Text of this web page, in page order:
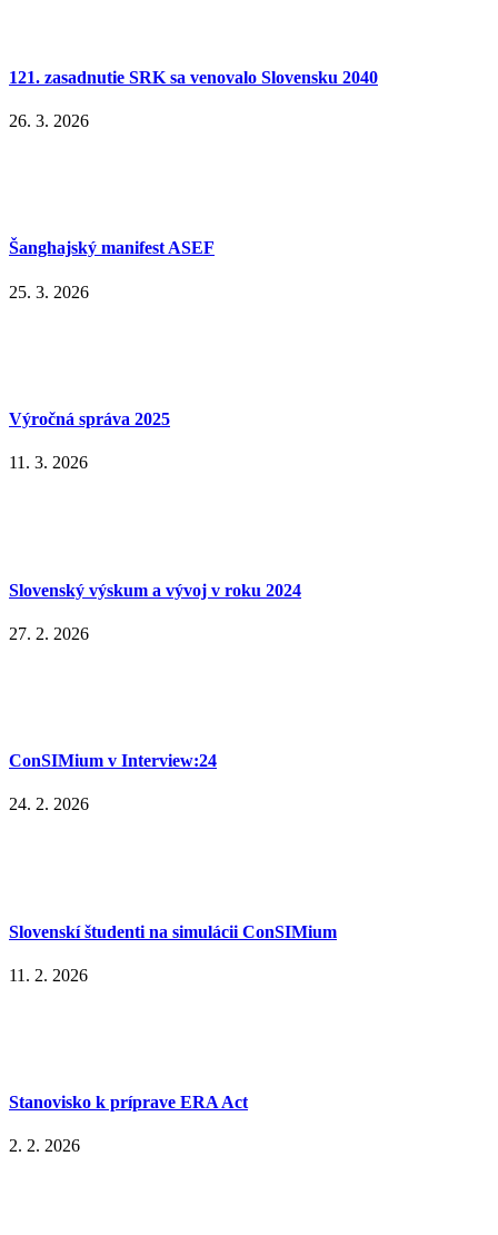
121. zasadnutie SRK sa venovalo Slovensku 2040
26. 3. 2026
Šanghajský manifest ASEF
25. 3. 2026
Výročná správa 2025
11. 3. 2026
Slovenský výskum a vývoj v roku 2024
27. 2. 2026
ConSIMium v Interview:24
24. 2. 2026
Slovenskí študenti na simulácii ConSIMium
11. 2. 2026
Stanovisko k príprave ERA Act
2. 2. 2026